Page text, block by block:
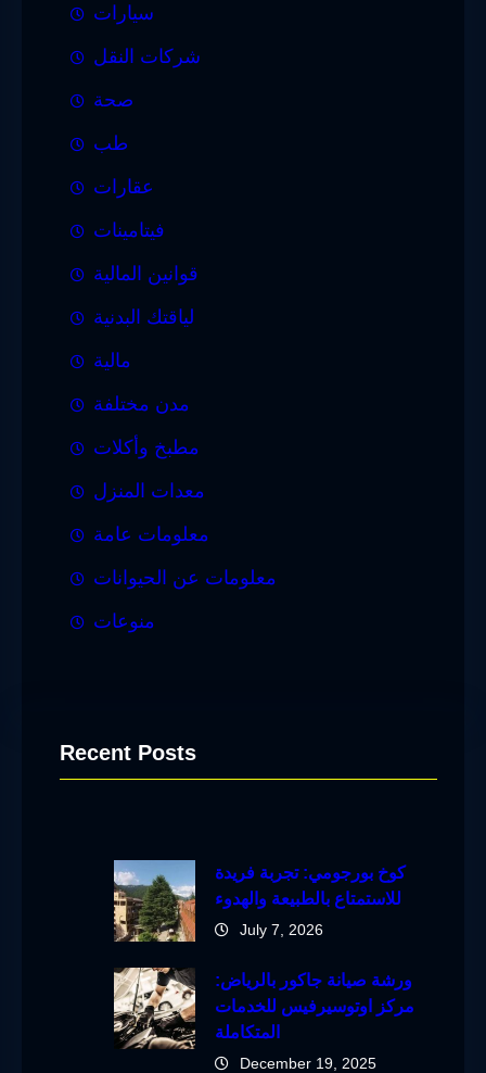
سيارات
شركات النقل
صحة
طب
عقارات
فيتامينات
قوانين المالية
لياقتك البدنية
مالية
مدن مختلفة
مطبخ وأكلات
معدات المنزل
معلومات عامة
معلومات عن الحيوانات
منوعات
Recent Posts
كوخ بورجومي: تجربة فريدة
للاستمتاع بالطبيعة والهدوء
July 7, 2026
ورشة صيانة جاكور بالرياض:
مركز اوتوسيرفيس للخدمات
المتكاملة
December 19, 2025